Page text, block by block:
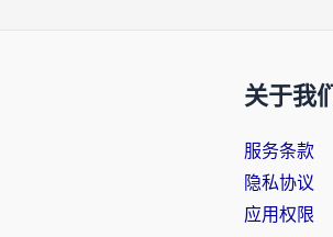
关于我们
服务条款
隐私协议
应用权限